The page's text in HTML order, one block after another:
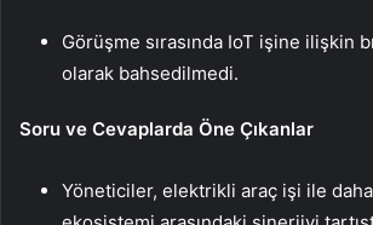
Görüşme sırasında IoT işine ilişkin
olarak bahsedilmedi.
Soru ve Cevaplarda Öne Çıkanlar
Yöneticiler, elektrikli araç işi ile